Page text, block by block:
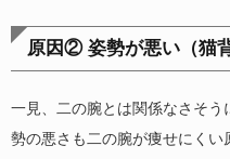
原因② 姿勢が悪い（猫
一見、二の腕とは関係なさそ
勢の悪さも二の腕が痩せにく